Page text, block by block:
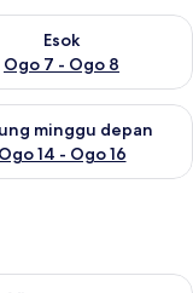
6 - Ogo 7
Esok
Ogo 7 - Ogo 8
untuk
ini Ogo 7 - Ogo 9
minggu depan
Ogo 14 - Ogo 16
untuk
tidur